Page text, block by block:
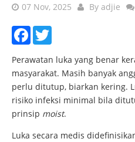
07 Nov, 2025 By adjie
Facebook
Perawatan luka yang benar
masyarakat. Masih banyak
perlu ditutup, biarkan kering.
risiko infeksi minimal bila
prinsip moist.
Luka secara medis